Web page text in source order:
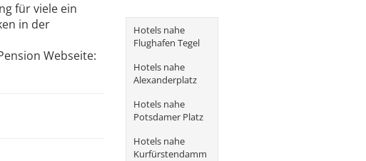
für viele ein
in der
Webseite:
Hotels nahe
Flughafen Tegel
Hotels nahe
Alexanderplatz
Hotels nahe
Potsdamer Platz
Hotels nahe
Kurfürstendamm